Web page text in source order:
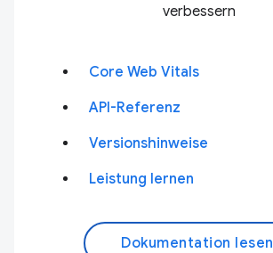
verbessern
Core Web Vitals
API-Referenz
Versionshinweise
Leistung lernen
Dokumentation lesen